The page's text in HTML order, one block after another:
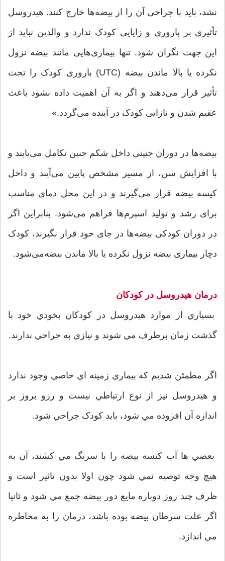
نشد، باید با جراحی آن را از بیضه‌ها خارج کنند. هیدروسل
تأثیری بر باروری و زایایی کودک ندارد و والدین نباید از
این جهت نگران شود. تنها بیماری‌هایی مانند بیضه نزول
نکرده یا بالا ماندن بیضه (UTC) باروری کودک را تحت
تأثیر قرار می‌دهند و اگر به آن اهمیت داده نشود باعث
عقیم شدن و نازایی کودک در آینده می‌گردد.»
بیضه‌ها در دوران جنینی داخل شکم جنین تکامل می‌یابند و
با افزایش سن، از مسیر مشخص پایین می‌آیند و داخل
کیسه بیضه قرار می‌گیرند و در این محل دمای مناسب
برای رشد و تولید اسپرم‌ها فراهم می‌شود. بنابر‌این اگر
در دوران کودکی بیضه‌ها در جای خود قرار نگیرند، کودک
دچار بیماری بیضه نزول نکرده یا بالا ماندن بیضه‌می‌شود.
درمان هيدروسل در کودکان
بسياري از موارد هيدروسل در کودکان بخودي خود با
گذشت زمان برطرف مي شوند و نيازي به جراحي ندارند.
اگر مطمئن شديم که بيماري زمينه اي خاصي وجود ندارد
و هيدروسل نيز از نوع ارتباطي نيست و رزو بروز بر
اندازه آن افزوده مي شود، بايد کودک جراحي شود.
بعضي ها آب کيسه بيضه را با سرنگ مي کشند، آن به
هيچ وجه توصيه نمي شود چون اولا بدون تاثير است و
ظرف چند روز دوباره مايع دور بيضه جمع مي شود و ثانيا
اگر علت سرطان بيضه بوده باشد، درمان را به مخاطره
مي اندازد.